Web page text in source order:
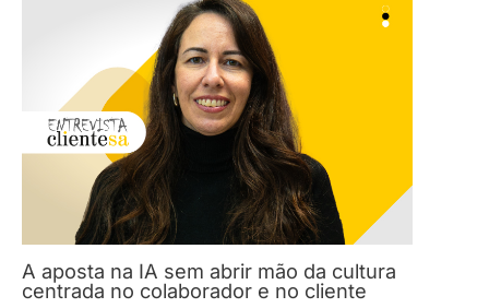
A aposta na IA sem abrir mão da cultura
centrada no colaborador e no cliente